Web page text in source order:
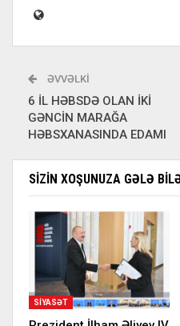
ƏVVƏLKI
6 İL HƏBSDƏ OLAN İKİ
GƏNCİN MARAĞA
HƏBSXANASINDA EDAMI
SIZIN XOŞUNUZA GƏLƏ
SIYASƏT